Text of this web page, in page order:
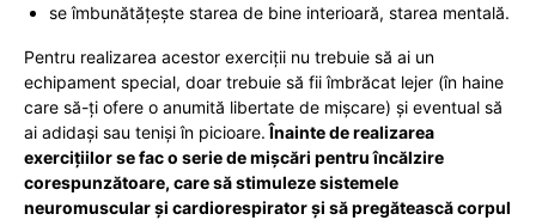
se îmbunătățește starea de bine interioară, starea mentală.
Pentru realizarea acestor exerciții nu trebuie să ai un
echipament special, doar trebuie să fii îmbrăcat lejer (în haine
care să-ți ofere o anumită libertate de mișcare) și eventual să
ai adidași sau teniși în picioare.Înainte de realizarea
exercițiilor se fac o serie de mișcări pentru încălzire
corespunzătoare, care să stimuleze sistemele
neuromuscular și cardiorespirator și să pregătească corpul